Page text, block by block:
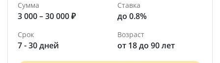
Сумма
3 000 – 30 000 ₽
Ставка
до 0.8%
Срок
7 - 30 дней
Возраст
от 18 до 90 лет